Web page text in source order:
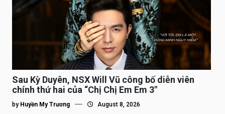
Sau Kỳ Duyên, NSX Will Vũ công bố diễn viên
chính thứ hai của “Chị Chị Em Em 3″
by Huyền My Trương August 8, 2026